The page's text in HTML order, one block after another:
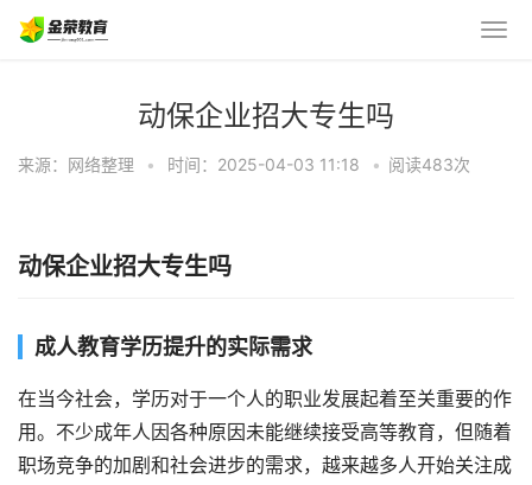
动保企业招大专生吗
来源：网络整理 • 时间：2025-04-03 11:18 • 阅读483次
动保企业招大专生吗
成人教育学历提升的实际需求
在当今社会，学历对于一个人的职业发展起着至关重要的作
用。不少成年人因各种原因未能继续接受高等教育，但随着
职场竞争的加剧和社会进步的需求，越来越多人开始关注成